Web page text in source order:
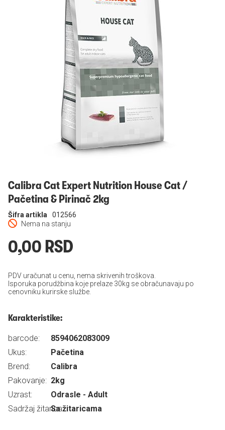
Calibra Cat Expert Nutrition House Cat /
Pačetina & Pirinač 2kg
Nema na stanju
Šifra artikla 012566
0,00 RSD
PDV uračunat u cenu, nema skrivenih troškova.
Isporuka porudžbina koje prelaze 30kg se obračunavaju po
cenovniku kurirske službe.
Karakteristike:
barcode:
8594062083009
Ukus:
Pačetina
Brend:
Calibra
Pakovanje: 2kg
Uzrast:
Odrasle - Adult
Sadržaj žitarica:Sa žitaricama